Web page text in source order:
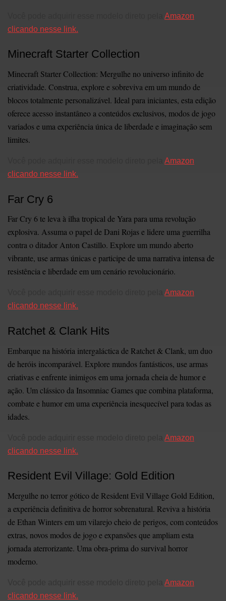
Amazon
clicando nesse link.
Minecraft Starter Collection
Minecraft Starter Collection: Mergulhe no universo infinito de
criatividade. Construa, explore e sobreviva em um mundo de
blocos totalmente personalizável. Ideal para iniciantes, esta edição
oferece acesso instantâneo a conteúdos exclusivos, modos de jogo
variados e uma experiência única de liberdade e imaginação sem
limites.
Amazon
clicando nesse link.
Far Cry 6
Far Cry 6 te leva à ilha tropical de Yara para uma revolução
explosiva. Assuma o papel de Dani Rojas e lidere uma guerrilha
contra o ditador Anton Castillo. Explore um mundo aberto
vibrante, use armas únicas e participe de uma narrativa intensa de
resistência e liberdade em um cenário revolucionário.
Amazon
clicando nesse link.
Ratchet & Clank Hits
Embarque na história intergaláctica de Ratchet & Clank, um duo
de heróis incomparável. Explore mundos fantásticos, use armas
criativas e enfrente inimigos em uma jornada cheia de humor e
ação. Um clássico da Insomniac Games que combina plataforma,
combate e humor em uma experiência inesquecível para todas as
idades.
Amazon
clicando nesse link.
Resident Evil Village: Gold Edition
Mergulhe no terror gótico de Resident Evil Village Gold Edition,
a experiência definitiva de horror sobrenatural. Reviva a história
de Ethan Winters em um vilarejo cheio de perigos, com conteúdos
extras, novos modos de jogo e expansões que ampliam esta
jornada aterrorizante. Uma obra-prima do survival horror
moderno.
Amazon
clicando nesse link.